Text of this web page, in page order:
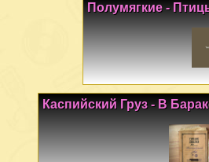
Полумягкие -
Каспийский Груз - В